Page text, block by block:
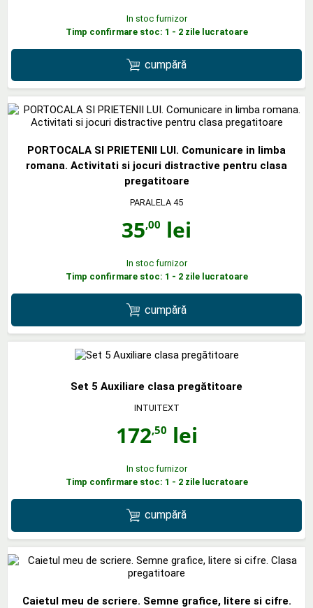
In stoc furnizor
Timp confirmare stoc: 1 - 2 zile lucratoare
cumpără
PORTOCALA SI PRIETENII LUI. Comunicare in limba
romana. Activitati si jocuri distractive pentru clasa
pregatitoare
PARALELA 45
35,00 lei
In stoc furnizor
Timp confirmare stoc: 1 - 2 zile lucratoare
cumpără
Set 5 Auxiliare clasa pregătitoare
INTUITEXT
172,50 lei
In stoc furnizor
Timp confirmare stoc: 1 - 2 zile lucratoare
cumpără
Caietul meu de scriere. Semne grafice, litere si cifre.